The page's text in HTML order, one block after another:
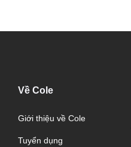
Về Cole
Giới thiệu về Cole
Tuyển dụng